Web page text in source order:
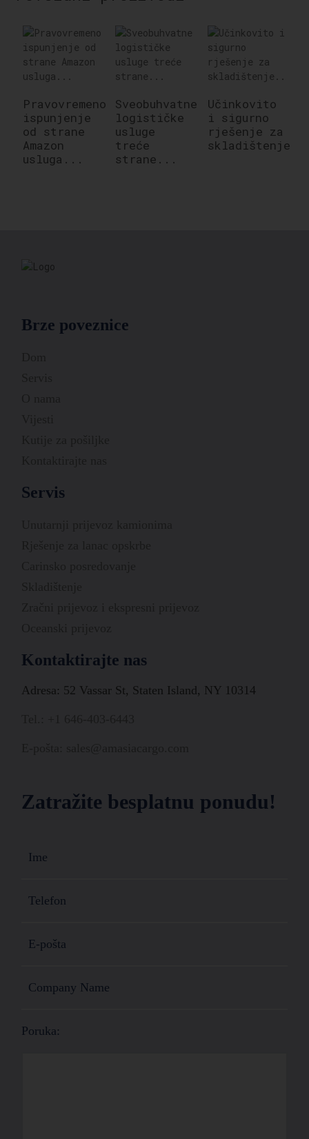
Pravovremeno
ispunjenje
od strane
Amazon
usluga...
Sveobuhvatne
logističke
usluge
treće
strane...
Učinkovito
i sigurno
rješenje za
Brze poveznice
Servis
Kontaktirajte nas
Adresa: 52 Vassar St, Staten Island, NY 10314
Zatražite besplatnu ponudu!
Poruka: